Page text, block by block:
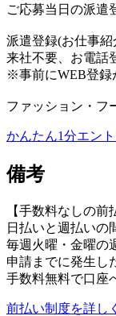
ご応募当日の派
派遣登録(お仕事
来社不要、お電話
※事前にWEB登録
ファッション・フ
かんたん1分エン
備考
【手数料なしの前
日払いと週払いの
毎週火曜・金曜の
申請までに発生し
手数料無料で口座
前払い制度を詳し